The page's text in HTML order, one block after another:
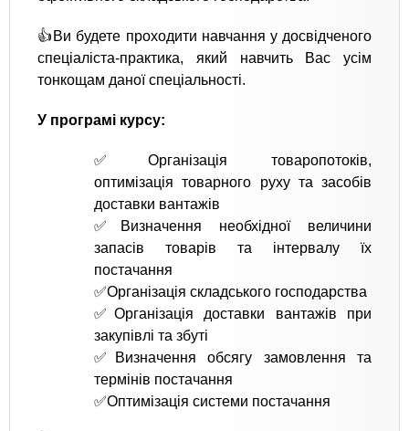
👍Ви будете проходити навчання у досвідченого
спеціаліста-практика, який навчить Вас усім
тонкощам даної спеціальності.
У програмі курсу:
✅Організація товаропотоків,
оптимізація товарного руху та засобів
доставки вантажів
✅Визначення необхідної величини
запасів товарів та інтервалу їх
постачання
✅Організація складського господарства
✅Організація доставки вантажів при
закупівлі та збуті
✅Визначення обсягу замовлення та
термінів постачання
✅Оптимізація системи постачання